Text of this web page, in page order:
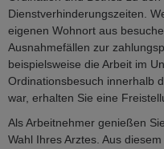
Dienstverhinderungszeiten.
eigenen Wohnort aus
Ausnahmefällen zur
beispielsweise die Arbeit im
Ordinationsbesuch innerhalb
war, erhalten Sie eine
Als Arbeitnehmer genießen
Wahl Ihres Arztes. Aus